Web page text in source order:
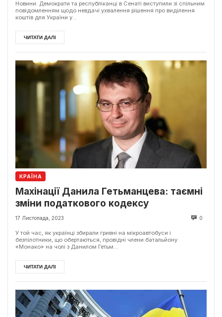
Новини: Демократи та республіканці в Сенаті виступили зі спільним
повідомленням щодо невдачі ухвалення рішення про виділення
коштів для України у...
ЧИТАТИ ДАЛІ
КРАЇНА
Махінації Данила Гетьманцева: таємні
зміни податкового кодексу
17 Листопада, 2023 0
У той час, як українці збирали гривні на мікроавтобуси і
безпілотники, що обертаються, провідні члени батальйону
«Монако» на чолі з Данилом Гетьм...
ЧИТАТИ ДАЛІ